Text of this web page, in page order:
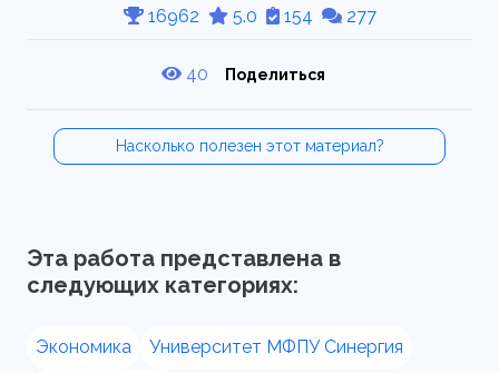
16962
5.0 154 277
40 Поделиться
Насколько полезен этот материал?
Эта работа представлена в
следующих категориях:
Экономика Университет МФПУ Синергия